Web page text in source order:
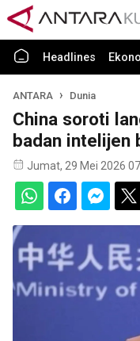
Headlines
ANTARA Dunia
China soroti
badan intelijen
Jumat, 29 Mei 2026